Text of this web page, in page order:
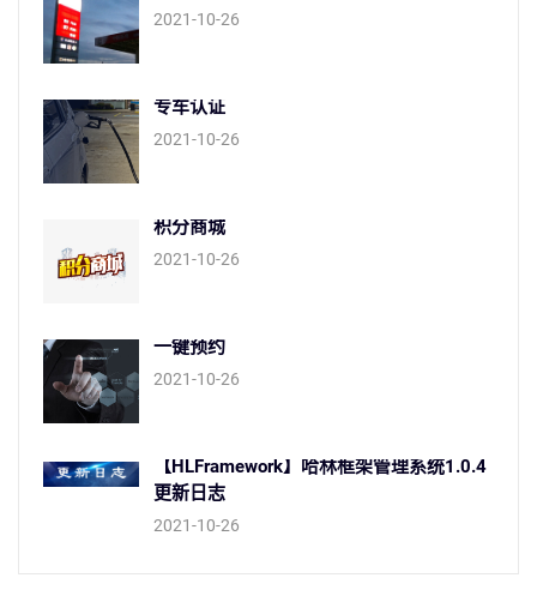
2021-10-26
专车认证
2021-10-26
积分商城
2021-10-26
一键预约
2021-10-26
【HLFramework】哈林框架管理系统1.0.4
更新日志
2021-10-26